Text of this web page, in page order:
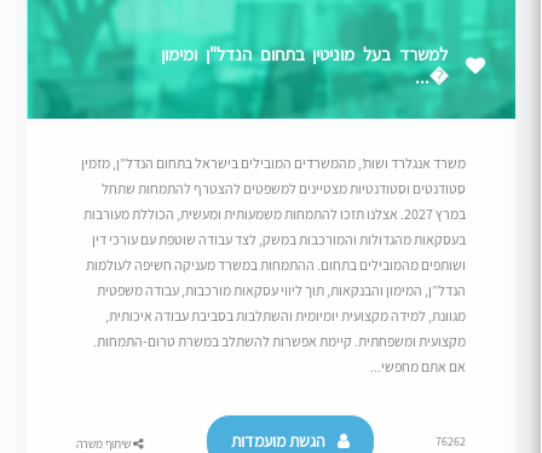
למשרד בעל מוניטין בתחום הנדל"ן ומימון
�...
משרד אנגלרד ושות’, מהמשרדים המובילים בישראל בתחום הנדל”ן, מזמין
סטודנטים וסטודנטיות מצטיינים למשפטים להצטרף להתמחות שתחל
במרץ 2027. אצלנו תזכו להתמחות משמעותית ומעשית, הכוללת מעורבות
בעסקאות מהגדולות והמורכבות במשק, לצד עבודה שוטפת עם עורכי דין
ושותפים מהמובילים בתחום. ההתמחות במשרד מעניקה חשיפה לעולמות
הנדל”ן, המימון והבנקאות, תוך ליווי עסקאות מורכבות, עבודה משפטית
מגוונת, למידה מקצועית יומיומית והשתלבות בסביבת עבודה איכותית,
מקצועית ומשפחתית. קיימת אפשרות להשתלב במשרת טרום-התמחות.
אם אתם מחפשי...
76262 הגשת מועמדות שיתוף משרה